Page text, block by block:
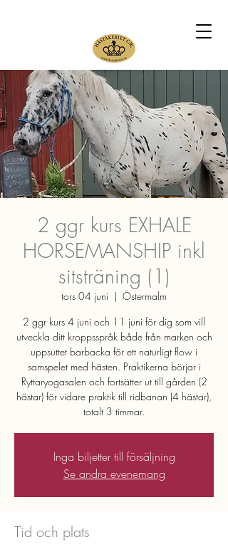
2 ggr kurs EXHALE
HORSEMANSHIP inkl
sitsträning (1)
tors 04 juni
  |
Östermalm
2 ggr kurs 4 juni och 11 juni för dig som vill
utveckla ditt kroppsspråk både från marken och
uppsuttet barbacka för ett naturligt flow i
samspelet med hästen. Praktikerna börjar i
Ryttaryogasalen och fortsätter ut till gården (2
hästar) för vidare praktik till ridbanan (4 hästar),
totalt 3 timmar.
Inga biljetter till försäljning
Se andra evenemang
Tid och plats